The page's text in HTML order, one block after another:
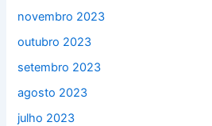
novembro 2023
outubro 2023
setembro 2023
agosto 2023
julho 2023